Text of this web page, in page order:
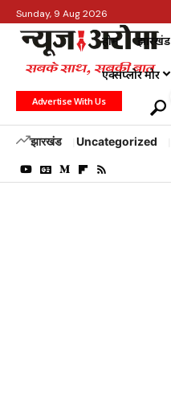
Sunday, 9 Aug 2026
होम झारखंड
एक्सप्लोर मोर
Advertise With Us
झारखंड Uncategorized